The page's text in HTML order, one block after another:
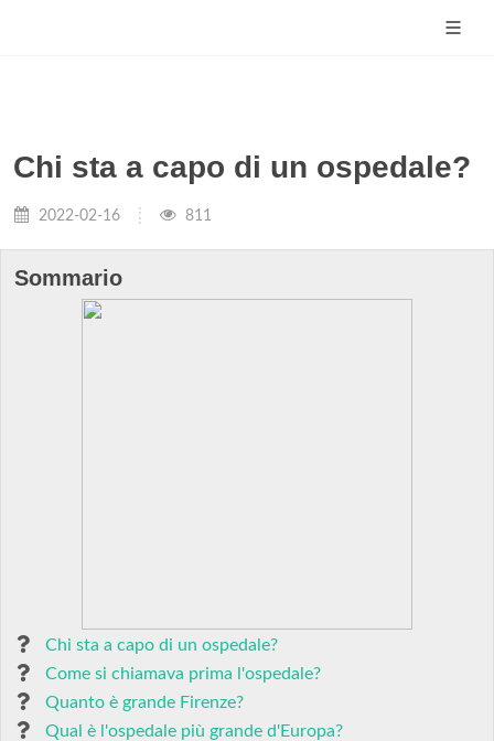
Chi sta a capo di un ospedale?
2022-02-16 811
Sommario
Chi sta a capo di un ospedale?
Come si chiamava prima l'ospedale?
Quanto è grande Firenze?
Qual è l'ospedale più grande d'Europa?